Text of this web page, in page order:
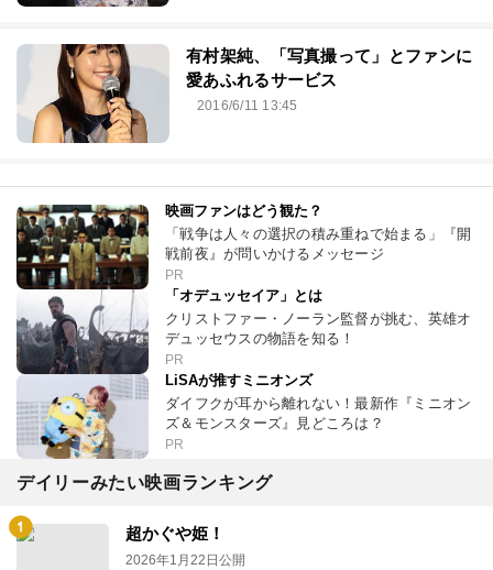
有村架純、「写真撮って」とファンに
愛あふれるサービス
2016/6/11 13:45
映画ファンはどう観た？
「戦争は人々の選択の積み重ねで始まる」『開
戦前夜』が問いかけるメッセージ
PR
「オデュッセイア」とは
クリストファー・ノーラン監督が挑む、英雄オ
デュッセウスの物語を知る！
PR
LiSAが推すミニオンズ
ダイフクが耳から離れない！最新作『ミニオン
ズ＆モンスターズ』見どころは？
PR
デイリーみたい映画ランキング
超かぐや姫！
2026年1月22日公開